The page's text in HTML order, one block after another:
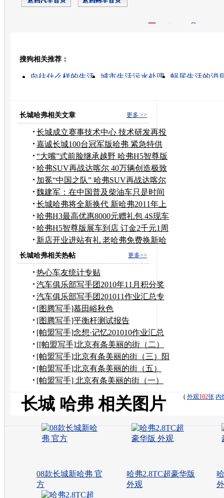
搜狗相关推荐：
向往什么样的生活 城市生活污水处理
蜗居生活的消
更多 >>
长城哈弗相关文章
长城成立赛事技术中心 技术研发再投
50亿
嘉诚长城100台冠军版哈弗 紧急特供
成都
“大嘴”式前脸继承越野 哈弗H5智尊版
哈弗SUV再战达喀尔 40万辆创造极致
品质
加冕“中国之队” 哈弗SUV再战达喀尔
魏建军：在中国普及柴油车只是时间
问题
长城哈弗将全新换代 新哈弗2011年上
市
哈弗H3最高优惠8000元赠礼包 4S现车
足
哈弗H5智尊版展车到店 订金2千元1周
提车
新店开业进站有礼 老哈弗免费换新哈
弗
更多>>
长城哈弗相关热帖
热心车友统计专贴
汽车俱乐部写手团2010年11月积分奖
励申请
汽车俱乐部写手团201011作业汇总专
贴
[图腾写手]慕田峪秋色
[图腾写手]平衡杆测试报告
[帕盟写手]念想·记忆201010作业汇总
[[帕盟写手]北京有条美丽的街（二）
到奶奶家作客
[帕盟写手]北京有条美丽的街（三）阳
台上观望美景
[帕盟写手]北京有条美丽的街（五）
——风水宝地
[帕盟写手] 北京有条美丽的街（一）
( 外观102张 内
长城 哈弗 相关图片
08款长城新哈弗 官
方
哈弗2.8TC超豪华版
外观